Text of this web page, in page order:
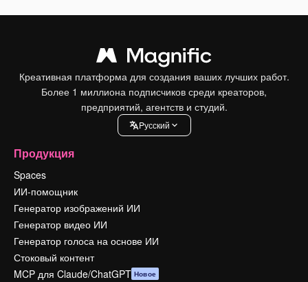
Креативная платформа для создания ваших лучших работ.
Более 1 миллиона подписчиков среди креаторов,
предприятий, агентств и студий.
Pусский
Продукция
Spaces
ИИ-помощник
Генератор изображений ИИ
Генератор видео ИИ
Генератор голоса на основе ИИ
Стоковый контент
MCP для Claude/ChatGPT Новое